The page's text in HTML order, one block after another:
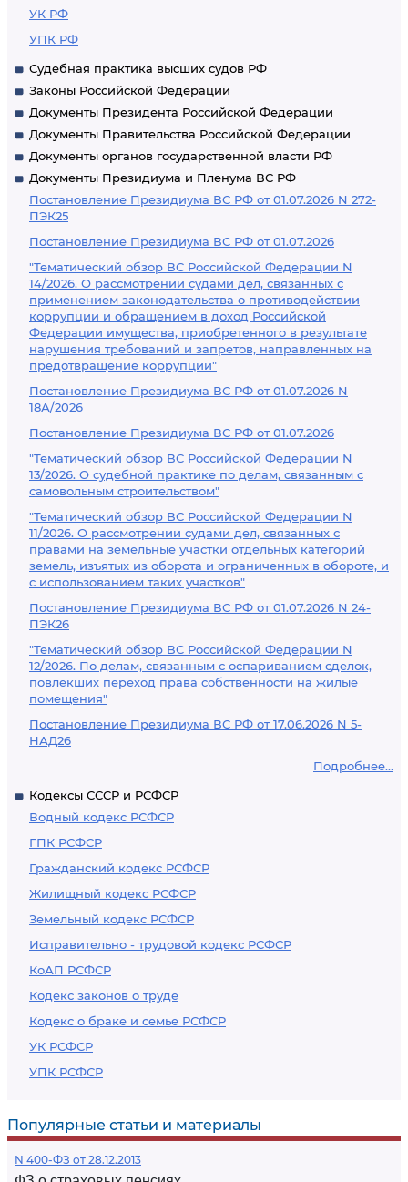
УК РФ
УПК РФ
Судебная практика высших судов РФ
Законы Российской Федерации
Документы Президента Российской Федерации
Документы Правительства Российской Федерации
Документы органов государственной власти РФ
Документы Президиума и Пленума ВС РФ
Постановление Президиума ВС РФ от 01.07.2026 N 272-
ПЭК25
Постановление Президиума ВС РФ от 01.07.2026
"Тематический обзор ВС Российской Федерации N
14/2026. О рассмотрении судами дел, связанных с
применением законодательства о противодействии
коррупции и обращением в доход Российской
Федерации имущества, приобретенного в результате
нарушения требований и запретов, направленных на
предотвращение коррупции"
Постановление Президиума ВС РФ от 01.07.2026 N
18А/2026
Постановление Президиума ВС РФ от 01.07.2026
"Тематический обзор ВС Российской Федерации N
13/2026. О судебной практике по делам, связанным с
самовольным строительством"
"Тематический обзор ВС Российской Федерации N
11/2026. О рассмотрении судами дел, связанных с
правами на земельные участки отдельных категорий
земель, изъятых из оборота и ограниченных в обороте, и
с использованием таких участков"
Постановление Президиума ВС РФ от 01.07.2026 N 24-
ПЭК26
"Тематический обзор ВС Российской Федерации N
12/2026. По делам, связанным с оспариванием сделок,
повлекших переход права собственности на жилые
помещения"
Постановление Президиума ВС РФ от 17.06.2026 N 5-
НАД26
Подробнее...
Кодексы СССР и РСФСР
Водный кодекс РСФСР
ГПК РСФСР
Гражданский кодекс РСФСР
Жилищный кодекс РСФСР
Земельный кодекс РСФСР
Исправительно - трудовой кодекс РСФСР
КоАП РСФСР
Кодекс законов о труде
Кодекс о браке и семье РСФСР
УК РСФСР
УПК РСФСР
Популярные статьи и материалы
N 400-ФЗ от 28.12.2013